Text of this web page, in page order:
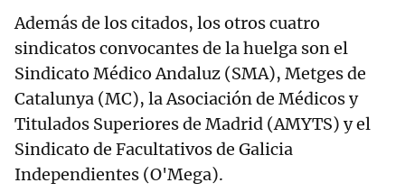
Además de los citados, los otros cuatro
sindicatos convocantes de la huelga son el
Sindicato Médico Andaluz (SMA), Metges de
Catalunya (MC), la Asociación de Médicos y
Titulados Superiores de Madrid (AMYTS) y el
Sindicato de Facultativos de Galicia
Independientes (O'Mega).